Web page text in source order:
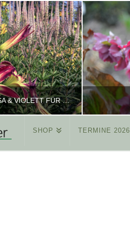
TAGLILIEN NEU ENTDECKT: ROSA & VIOLETT FÜR ROMANTISCHE PFLANZKOMBINATIONEN
SHOP TERMINE 2026